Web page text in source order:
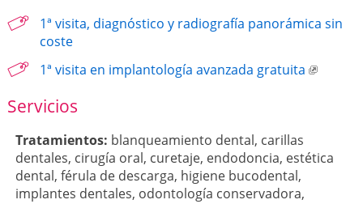
1ª visita, diagnóstico y radiografía panorámica sin
coste
1ª visita en implantología avanzada gratuita
Servicios
Tratamientos: blanqueamiento dental, carillas
dentales, cirugía oral, curetaje, endodoncia, estética
dental, férula de descarga, higiene bucodental,
implantes dentales, odontología conservadora,